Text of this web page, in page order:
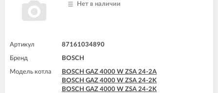
Нет в наличии
Артикул 87161034890
Бренд BOSCH
Модель котла
BOSCH GAZ 4000 W ZSA 24-2A
BOSCH GAZ 4000 W ZSA 24-2K
BOSCH GAZ 4000 W ZSA 24-2K